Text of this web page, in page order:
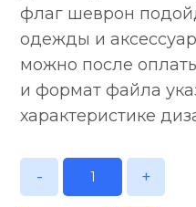
флаг шеврон
одежды и
можно после
и формат файла
характеристике
- +